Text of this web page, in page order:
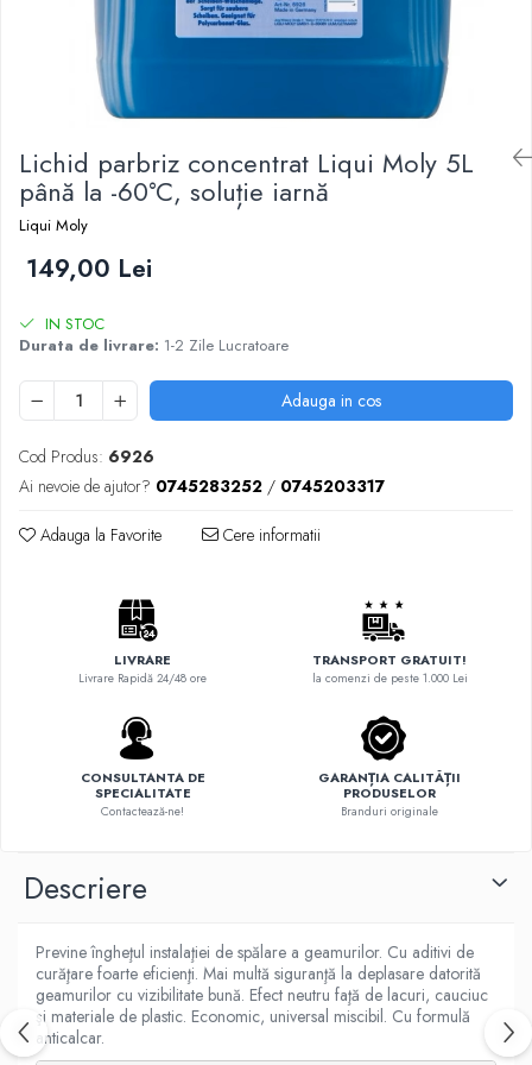
Lichid parbriz concentrat Liqui Moly 5L
până la -60°C, soluție iarnă
Liqui Moly
149,00 Lei
IN STOC
Durata de livrare: 1-2 Zile Lucratoare
Adauga in cos
Cod Produs: 6926
Ai nevoie de ajutor? 0745283252 / 0745203317
Adauga la Favorite Cere informatii
LIVRARE
Livrare Rapidă 24/48 ore
TRANSPORT GRATUIT!
la comenzi de peste 1.000 Lei
CONSULTANTA DE
SPECIALITATE
Contactează-ne!
GARANȚIA CALITĂȚII
PRODUSELOR
Branduri originale
Descriere
Previne îngheţul instalaţiei de spălare a geamurilor. Cu aditivi de
curăţare foarte eficienţi. Mai multă siguranţă la deplasare datorită
geamurilor cu vizibilitate bună. Efect neutru faţă de lacuri, cauciuc
şi materiale de plastic. Economic, universal miscibil. Cu formulă
anticalcar.